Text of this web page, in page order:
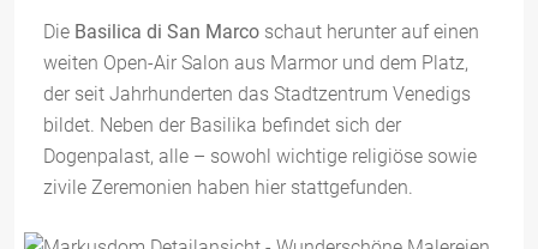
Die Basilica di San Marco schaut herunter auf einen
weiten Open-Air Salon aus Marmor und dem Platz,
der seit Jahrhunderten das Stadtzentrum Venedigs
bildet. Neben der Basilika befindet sich der
Dogenpalast, alle – sowohl wichtige religiöse sowie
zivile Zeremonien haben hier stattgefunden.